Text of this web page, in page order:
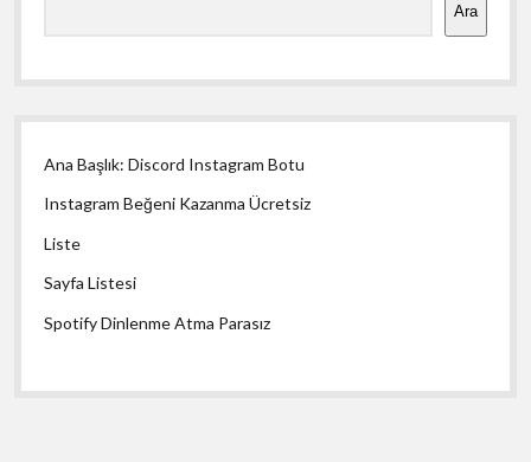
Ara
Ana Başlık: Discord Instagram Botu
Instagram Beğeni Kazanma Ücretsiz
Liste
Sayfa Listesi
Spotify Dinlenme Atma Parasız